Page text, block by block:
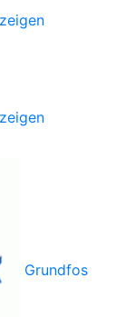
Grundfos